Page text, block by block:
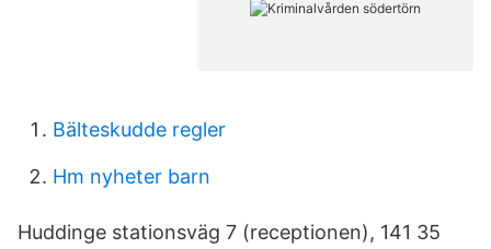
Bälteskudde regler
Hm nyheter barn
Huddinge stationsväg 7 (receptionen), 141 35